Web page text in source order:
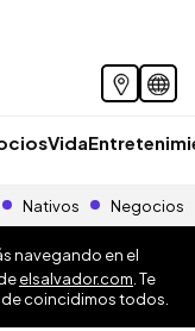
Vida
Nativos Negocios
navegando en el
elsalvador.com . Te
coincidimos todos.